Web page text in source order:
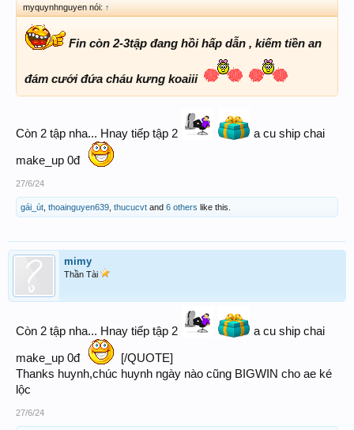
myquynhnguyen nói: ↑
Fin còn 2-3tập đang hồi hấp dẫn , kiếm tiền an
đám cưới đứa cháu kưng koaiii
Còn 2 tập nha... Hnay tiếp tập 2 a cu ship chai
make_up 0đ
27/6/24
gái_út thoainguyen639 thucucvt and 6 others like this.
mimy
Thần Tài
Còn 2 tập nha... Hnay tiếp tập 2 a cu ship chai
make_up 0đ
[/QUOTE]
Thanks huynh,chúc huynh ngày nào cũng BIGWIN cho ae ké
lộc
27/6/24